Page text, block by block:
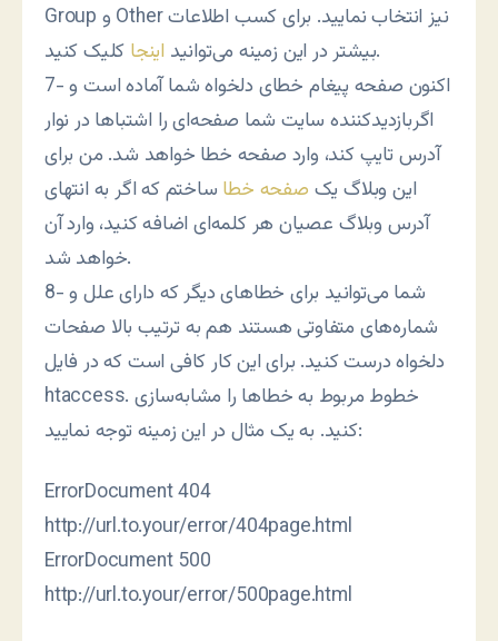
Group و Other نیز انتخاب نمایید. برای کسب اطلاعات
بیشتر در این زمینه می‌توانید اینجا
کلیک کنید.
7- اکنون صفحه پیغام خطای دلخواه شما آماده است و
اگربازدیدکننده سایت شما صفحه‌ای را اشتباها در نوار
آدرس تایپ کند، وارد صفحه خطا خواهد شد. من برای
این وبلاگ یک صفحه خطا ساختم که اگر به انتهای
آدرس وبلاگ عصیان هر کلمه‌ای اضافه کنید، وارد آن
خواهد شد.
8- شما می‌توانید برای خطاهای دیگر که دارای علل و
شماره‌های متفاوتی هستند هم به ترتیب بالا صفحات
دلخواه درست کنید. برای این کار کافی است که در فایل
htaccess. خطوط مربوط به خطاها را مشابه‌سازی
کنید. به یک مثال در این زمینه توجه نمایید:
ErrorDocument 404
http://url.to.your/error/404page.html
ErrorDocument 500
http://url.to.your/error/500page.html